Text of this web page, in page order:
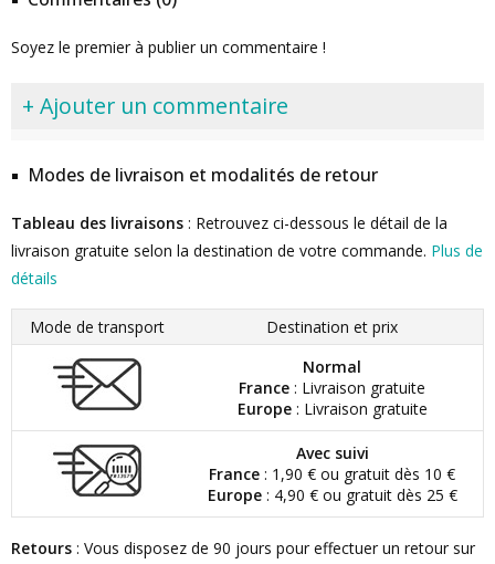
Soyez le premier à publier un commentaire !
+ Ajouter un commentaire
Modes de livraison et modalités de retour
Tableau des livraisons : Retrouvez ci-dessous le détail de la
livraison gratuite selon la destination de votre commande. Plus de
détails
Mode de transport
Destination et prix
Normal
France : Livraison gratuite
Europe: Livraison gratuite
Avec suivi
France : 1,90 € ou gratuit dès 10 €
Europe: 4,90 € ou gratuit dès 25 €
Retours : Vous disposez de 90 jours pour effectuer un retour sur